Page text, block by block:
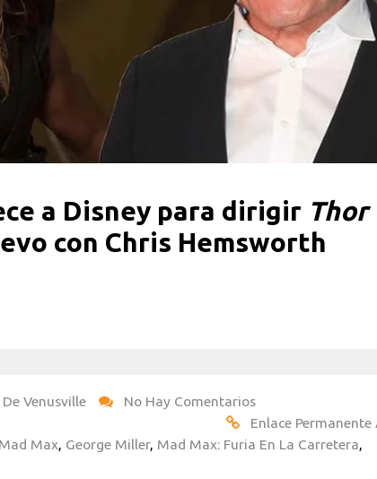
a Disney para dirigir Thor
con Chris Hemsworth
Venusville
No Hay Comentarios
Enlace Permanente
Max, George Miller, Mad Max: Furia En La Carretera,